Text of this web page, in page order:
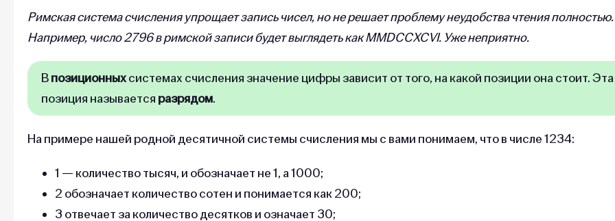
Римская система счисления упрощает запись чисел, но не решает проблему неудобства чтения полностью.
Например, число 2796 в римской записи будет выглядеть как MMDCCXCVI. Уже неприятно.
Впозиционныхсистемах счисления значение цифры зависит от того, на какой позиции она стоит. Эта
позиция называется разрядом.
На примере нашей родной десятичной системы счисления мы с вами понимаем, что в числе 1234:
1 — количество тысяч, и обозначает не 1, а 1000;
2 обозначает количество сотен и понимается как 200;
3 отвечает за количество десятков и означает 30;